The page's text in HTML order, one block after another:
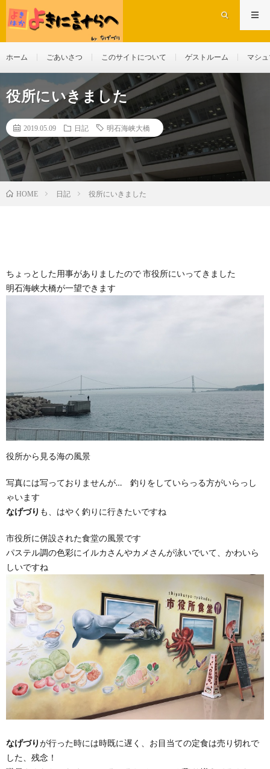
ホーム ごあいさつ このサイトについて ゲストルーム マシ
役所にいきました
2019.05.09 日記 明石海峡大橋
HOME 日記 役所にいきました
ちょっとした用事がありましたので 市役所にいってきました
明石海峡大橋が一望できます
役所から見る海の風景
写真には写っておりませんが… 釣りをしていらっる方がいらっし
ゃいます
なげづり も、はやく釣りに行きたいですね
市役所に併設された食堂の風景です
パステル調の色彩にイルカさんやカメさんが泳いでいて、かわいら
しいですね
なげづりが行った時には時既に遅く、お目当ての定食は売り切れで
した、残念！